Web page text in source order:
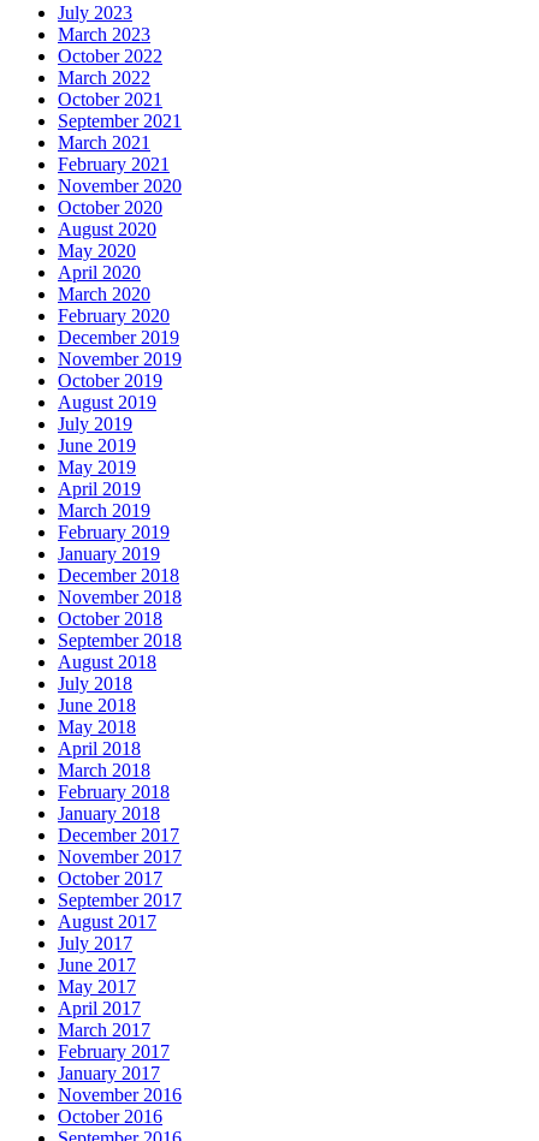
July 2023
March 2023
October 2022
March 2022
October 2021
September 2021
March 2021
February 2021
November 2020
October 2020
August 2020
May 2020
April 2020
March 2020
February 2020
December 2019
November 2019
October 2019
August 2019
July 2019
June 2019
May 2019
April 2019
March 2019
February 2019
January 2019
December 2018
November 2018
October 2018
September 2018
August 2018
July 2018
June 2018
May 2018
April 2018
March 2018
February 2018
January 2018
December 2017
November 2017
October 2017
September 2017
August 2017
July 2017
June 2017
May 2017
April 2017
March 2017
February 2017
January 2017
November 2016
October 2016